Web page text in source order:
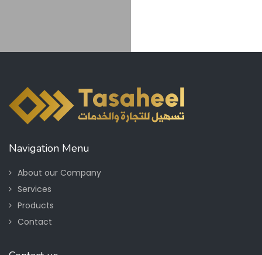
Navigation Menu
About our Company
Services
Products
Contact